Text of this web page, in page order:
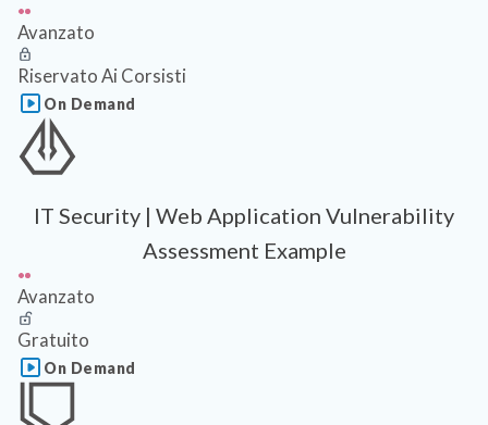
Avanzato
Riservato Ai Corsisti
On Demand
IT Security | Web Application Vulnerability
Assessment Example
Avanzato
Gratuito
On Demand